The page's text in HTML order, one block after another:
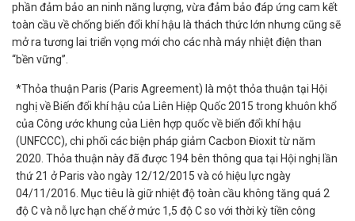
phần đảm bảo an ninh năng lượng, vừa đảm bảo đáp ứng cam kết
toàn cầu về chống biến đổi khí hậu là thách thức lớn nhưng cũng sẽ
mở ra tương lai triển vọng mới cho các nhà máy nhiệt điện than
“bền vững”.
*Thỏa thuận Paris (Paris Agreement) là một thỏa thuận tại Hội
nghị về Biến đổi khí hậu của Liên Hiệp Quốc 2015 trong khuôn khổ
của Công ước khung của Liên hợp quốc về biến đổi khí hậu
(UNFCCC), chi phối các biện pháp giảm Cacbon Đioxit từ năm
2020. Thỏa thuận này đã được 194 bên thông qua tại Hội nghị lần
thứ 21 ở Paris vào ngày 12/12/2015 và có hiệu lực ngày
04/11/2016. Mục tiêu là giữ nhiệt độ toàn cầu không tăng quá 2
độ C và nỗ lực hạn chế ở mức 1,5 độ C so với thời kỳ tiền công